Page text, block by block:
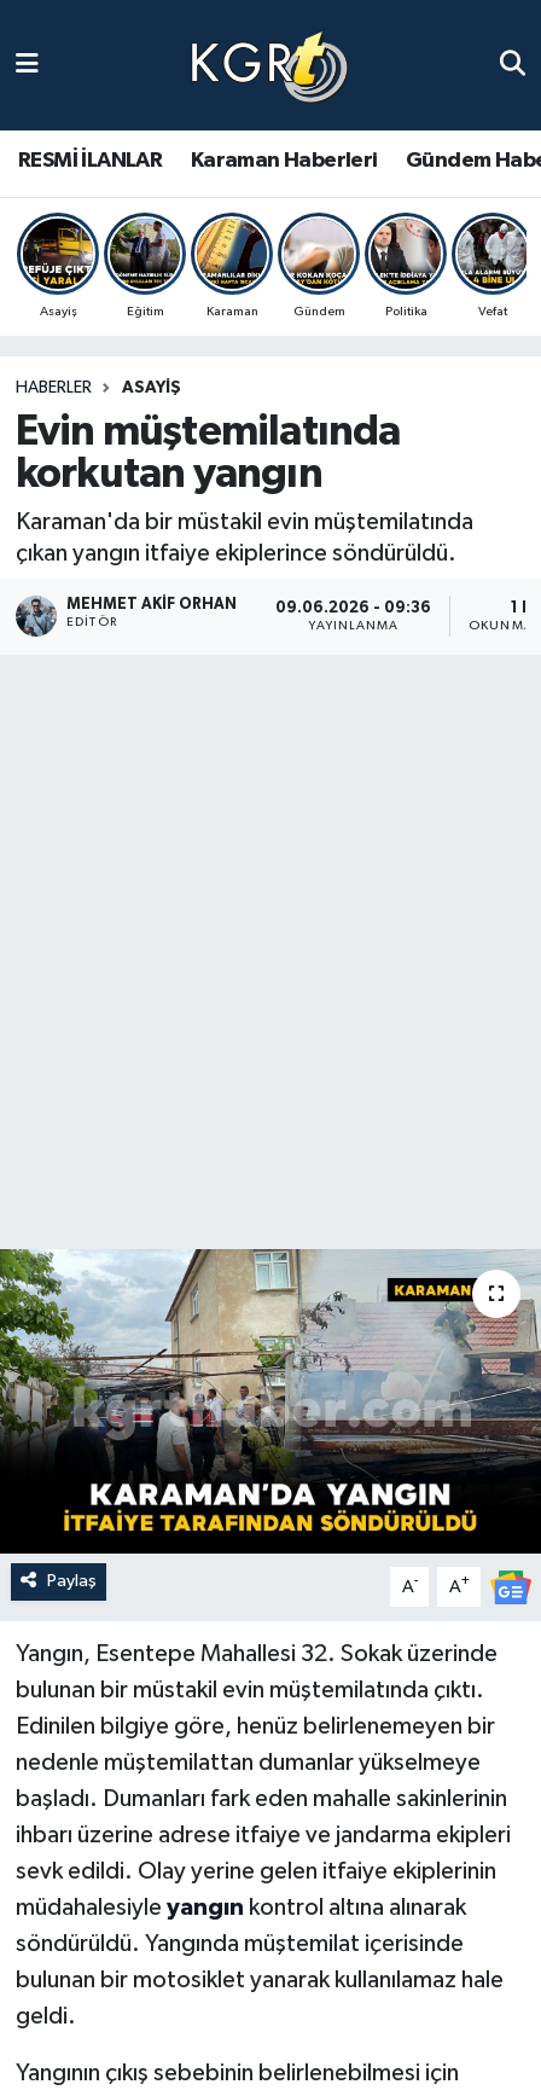
RESMİ İLANLAR Karaman Haberleri Gündem
Asayiş Eğitim Karaman Gündem Politika Vefat
HABERLER ASAYIŞ
Evin müştemilatında
korkutan yangın
Karaman'da bir müstakil evin müştemilatında
çıkan yangın itfaiye ekiplerince söndürüldü.
MEHMET AKIF ORHAN
EDITÖR
09.06.2026 - 09:36
YAYINLANMA
1
OKUNMA
Paylaş A- A+
Yangın, Esentepe Mahallesi 32. Sokak üzerinde
bulunan bir müstakil evin müştemilatında çıktı.
Edinilen bilgiye göre, henüz belirlenemeyen bir
nedenle müştemilattan dumanlar yükselmeye
başladı. Dumanları fark eden mahalle sakinlerinin
ihbarı üzerine adrese itfaiye ve jandarma ekipleri
sevk edildi. Olay yerine gelen itfaiye ekiplerinin
müdahalesiyle yangın kontrol altına alınarak
söndürüldü. Yangında müştemilat içerisinde
bulunan bir motosiklet yanarak kullanılamaz hale
geldi.
Yangının çıkış sebebinin belirlenebilmesi için
Gündem Haberleri
Güncel Haberler
Spor Haberleri
Ulusal Haberler
Vefat Edenler